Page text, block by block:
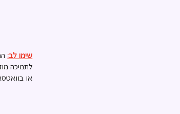
שימו לב:
לתמיכה
או